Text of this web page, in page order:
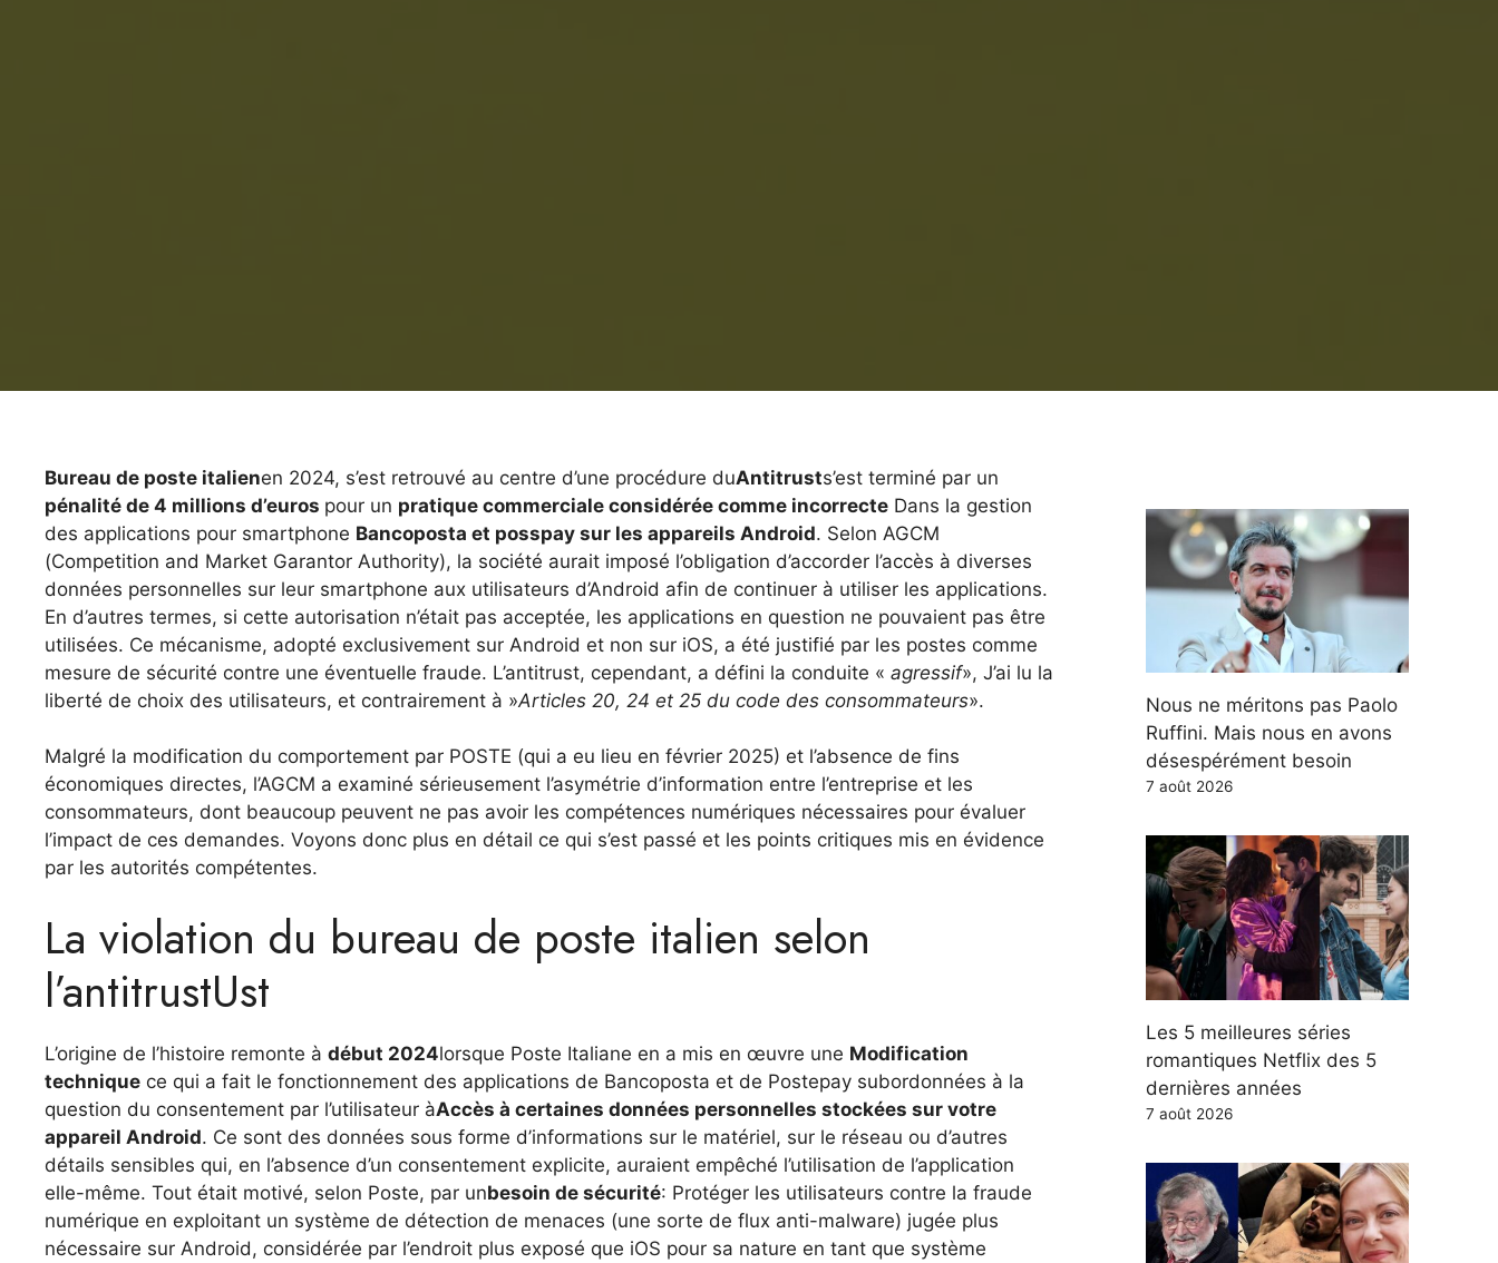
Bureau de poste italienen 2024, s’est retrouvé au centre d’une procédure duAntitrusts’est terminé par un
pénalité de 4 millions d’euros pour un pratique commerciale considérée comme incorrecte Dans la gestion
des applications pour smartphone Bancoposta et posspay sur les appareils Android. Selon AGCM
(Competition and Market Garantor Authority), la société aurait imposé l’obligation d’accorder l’accès à diverses
données personnelles sur leur smartphone aux utilisateurs d’Android afin de continuer à utiliser les applications.
En d’autres termes, si cette autorisation n’était pas acceptée, les applications en question ne pouvaient pas être
utilisées. Ce mécanisme, adopté exclusivement sur Android et non sur iOS, a été justifié par les postes comme
mesure de sécurité contre une éventuelle fraude. L’antitrust, cependant, a défini la conduite « agressif», J’ai lu la
liberté de choix des utilisateurs, et contrairement à »Articles 20, 24 et 25 du code des consommateurs».
Malgré la modification du comportement par POSTE (qui a eu lieu en février 2025) et l’absence de fins
économiques directes, l’AGCM a examiné sérieusement l’asymétrie d’information entre l’entreprise et les
consommateurs, dont beaucoup peuvent ne pas avoir les compétences numériques nécessaires pour évaluer
l’impact de ces demandes. Voyons donc plus en détail ce qui s’est passé et les points critiques mis en évidence
par les autorités compétentes.
La violation du bureau de poste italien selon
l’antitrustUst
L’origine de l’histoire remonte à début 2024lorsque Poste Italiane en a mis en œuvre une Modification
technique ce qui a fait le fonctionnement des applications de Bancoposta et de Postepay subordonnées à la
question du consentement par l’utilisateur àAccès à certaines données personnelles stockées sur votre
appareil Android. Ce sont des données sous forme d’informations sur le matériel, sur le réseau ou d’autres
détails sensibles qui, en l’absence d’un consentement explicite, auraient empêché l’utilisation de l’application
elle-même. Tout était motivé, selon Poste, par unbesoin de sécurité: Protéger les utilisateurs contre la fraude
numérique en exploitant un système de détection de menaces (une sorte de flux anti-malware) jugée plus
nécessaire sur Android, considérée par l’endroit plus exposé que iOS pour sa nature en tant que système
Nous ne méritons pas Paolo
Ruffini. Mais nous en avons
désespérément besoin
7 août 2026
Les 5 meilleures séries
romantiques Netflix des 5
dernières années
7 août 2026